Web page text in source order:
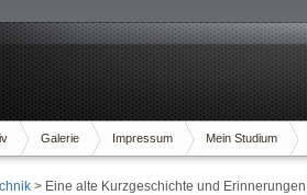
Galerie Impressum Mein Studium
> Eine alte Kurzgeschichte und